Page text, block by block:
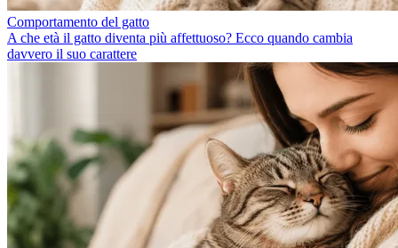
Comportamento del gatto
A che età il gatto diventa più affettuoso? Ecco quando cambia
davvero il suo carattere